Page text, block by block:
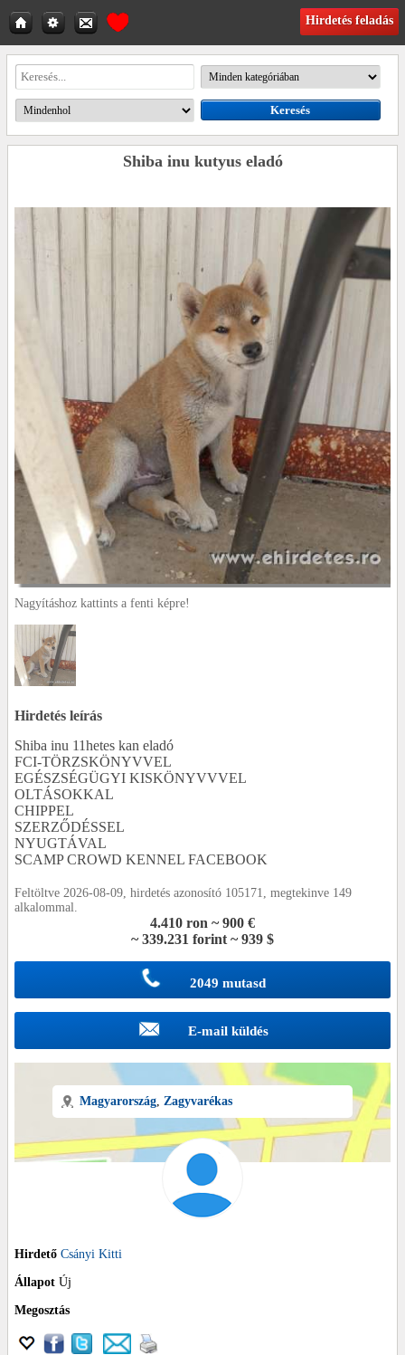
Hirdetés feladás
Shiba inu kutyus eladó
Nagyításhoz kattints a fenti képre!
Hirdetés leírás
Shiba inu 11hetes kan eladó
FCI-TÖRZSKÖNYVVEL
EGÉSZSÉGÜGYI KISKÖNYVVVEL
OLTÁSOKKAL
CHIPPEL
SZERZŐDÉSSEL
NYUGTÁVAL
SCAMP CROWD KENNEL FACEBOOK
Feltöltve 2026-08-09, hirdetés azonosító 105171, megtekinve 149
alkalommal.
4.410 ron ~ 900 €
~ 339.231 forint ~ 939 $
2049 mutasd
E-mail küldés
Magyarország, Zagyvarékas
Hirdető Csányi Kitti
Állapot Új
Megosztás